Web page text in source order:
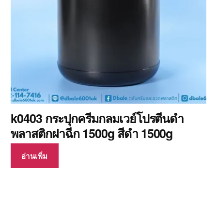
k0403 กระปุกครีมกลมเวย์โปรตีนดำ
พลาสติกฝาฉีก 1500g สีดำ 1500g
อ่านเพิ่ม